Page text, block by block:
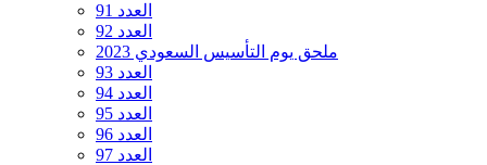
العدد 91
العدد 92
ملحق يوم التأسيس السعودي 2023
العدد 93
العدد 94
العدد 95
العدد 96
العدد 97